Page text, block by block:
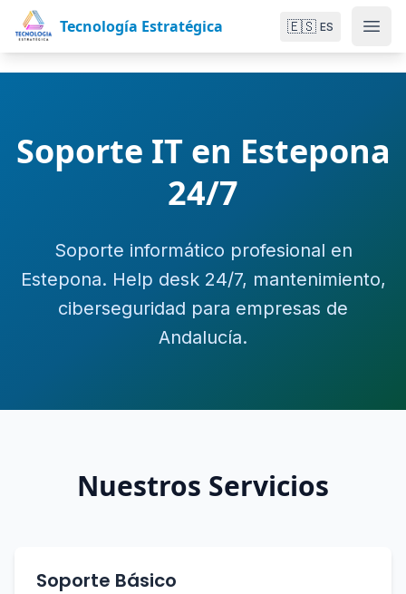
Tecnología Estratégica 🇪🇸 ES
Soporte IT en Estepona
24/7
Soporte informático profesional en
Estepona. Help desk 24/7, mantenimiento,
ciberseguridad para empresas de
Andalucía.
Nuestros Servicios
Soporte Básico